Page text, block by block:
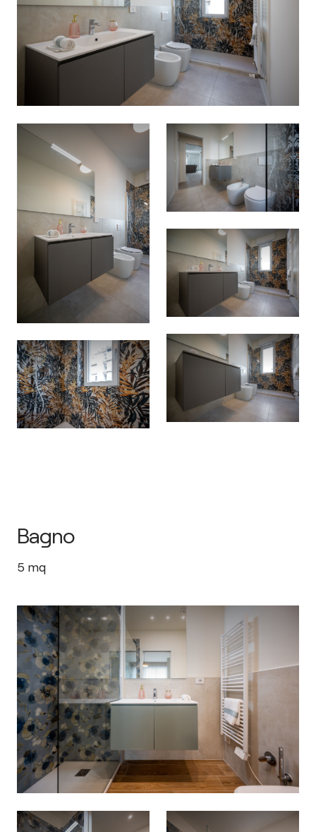
Bagno
5 mq